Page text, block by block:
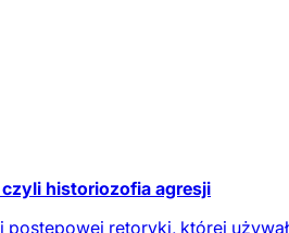
historiozofia agresji
postępowej retoryki, której używał